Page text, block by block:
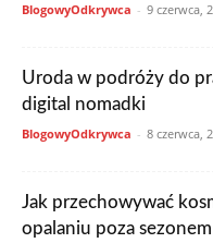
BlogowyOdkrywca - 9 czerwca,
Uroda w podróży do
digital nomadki
BlogowyOdkrywca - 8 czerwca,
Jak przechowywać
opalaniu poza sezonem